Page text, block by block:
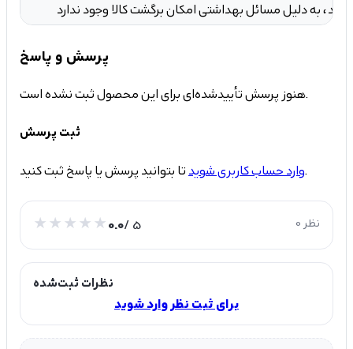
پرسش و پاسخ
هنوز پرسش تأییدشده‌ای برای این محصول ثبت نشده است.
ثبت پرسش
وارد حساب کاربری شویدتا بتوانید پرسش یا پاسخ ثبت کنید.
0.0/ 5 0 نظر
نظرات ثبت‌شده
برای ثبت نظر وارد شوید